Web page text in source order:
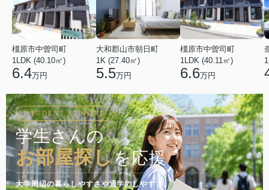
橿原市中曽司町
1LDK (40.10㎡)
6.4万円
大和郡山市朝日町
1K (27.40㎡)
5.5万円
橿原市中曽司町
1LDK (40.11㎡)
6.6万円
STUDENT SUPPORT
学生さんの
お部屋探しを応援
大学周辺の暮らしやすさや通学のしやすさ。